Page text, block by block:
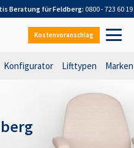
Beratung fürFeldberg: 0800 - 723 60 19
Kostenvoranschlag
Konfigurator Lifttypen Marken